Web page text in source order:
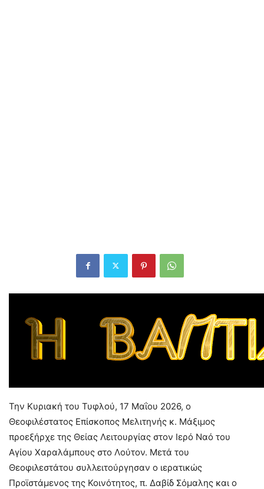
Την Κυριακή του Τυφλού, 17 Μαΐου 2026, ο
Θεοφιλέστατος Επίσκοπος Μελιτηνής κ. Μάξιμος
προεξήρχε της Θείας Λειτουργίας στον Ιερό Ναό του
Αγίου Χαραλάμπους στο Λούτον. Μετά του
Θεοφιλεστάτου συλλειτούργησαν ο ιερατικώς
Προϊστάμενος της Κοινότητος, π. Δαβίδ Σόμαλης και ο